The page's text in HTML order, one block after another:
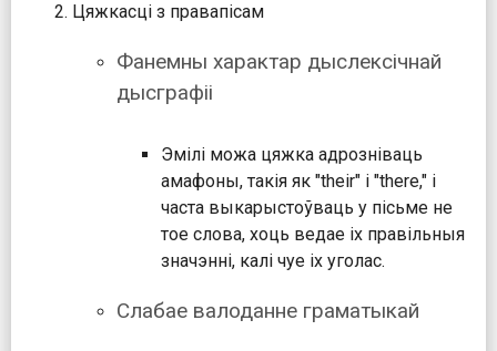
Цяжкасці з правапісам
Фанемны характар дыслексічнай
дысграфіі
Эмілі можа цяжка адрозніваць
амафоны, такія як "their" і "there," і
часта выкарыстоўваць у пісьме не
тое слова, хоць ведае іх правільныя
значэнні, калі чуе іх уголас.
Слабае валоданне граматыкай